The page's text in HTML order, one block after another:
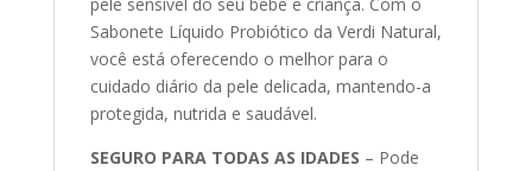
Sabonete Líquido Probiótico da Verdi Natural,
você está oferecendo o melhor para o
cuidado diário da pele delicada, mantendo-a
protegida, nutrida e saudável.
SEGURO PARA TODAS AS IDADES – Pode